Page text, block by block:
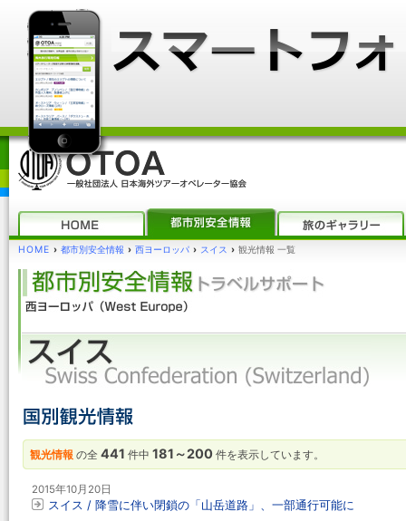
HOME › 都市別安全情報 › 西ヨーロッパ › スイス › 観光情報 一覧
観光情報 の全 441 件中 181～200 件を表示しています。
2015年10月20日
スイス / 降雪に伴い閉鎖の「山岳道路」、一部通行可能に